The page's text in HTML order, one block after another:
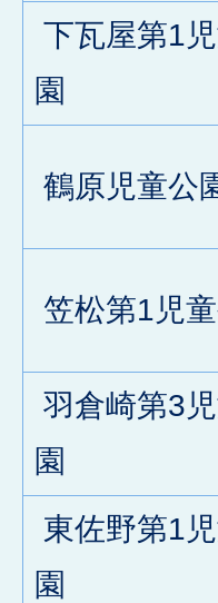
下瓦屋第1
園
鶴原児童公
笠松第1児
羽倉崎第3
園
東佐野第1
園